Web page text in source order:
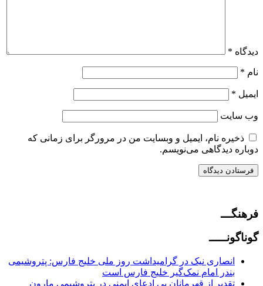
دیدگاه *
نام *
ایمیل *
وب‌ سایت
ذخیره نام، ایمیل و وبسایت من در مرورگر برای زمانی که
دوباره دیدگاهی می‌نویسم.
فرهنگـــ
گوناگونـــــ
انصاری نیک در گرامیداشت روز ملی خلیج فارس: پتروشیمی
بندر امام نمک‌گیر خلیج فارس است
تقدیر از قهرمانان بی ادعای ایمنی در پتروشیمی مارون